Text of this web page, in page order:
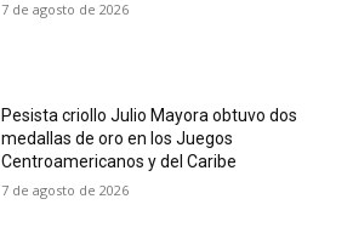
7 de agosto de 2026
Pesista criollo Julio Mayora obtuvo dos
medallas de oro en los Juegos
Centroamericanos y del Caribe
7 de agosto de 2026